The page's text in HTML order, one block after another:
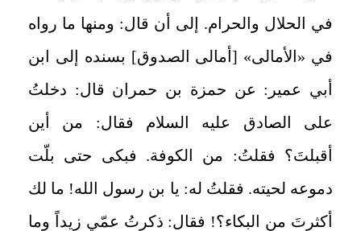
في الحلال والحرام. إلى أن قال: ومنها ما رواه
في «الأمالى» [أمالى الصدوق‏] بسنده إلى ابن
أبي عمير: عن حمزة بن حمران قال: دخلتُ
على الصادق عليه السلام فقال: من أين
أقبلتَ؟ فقلتُ: من الكوفة. فبكى حتى بلّت
دموعه لحيته. فقلتُ له: يا بن رسول الله! ما لك
أكثرتَ من البكاء؟! فقال: ذكرتُ عمّي زيداً وما